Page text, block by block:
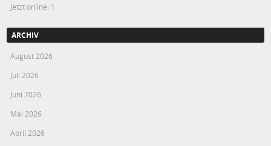
Jetzt online: 1
ARCHIV
August 2026
Juli 2026
Juni 2026
Mai 2026
April 2026